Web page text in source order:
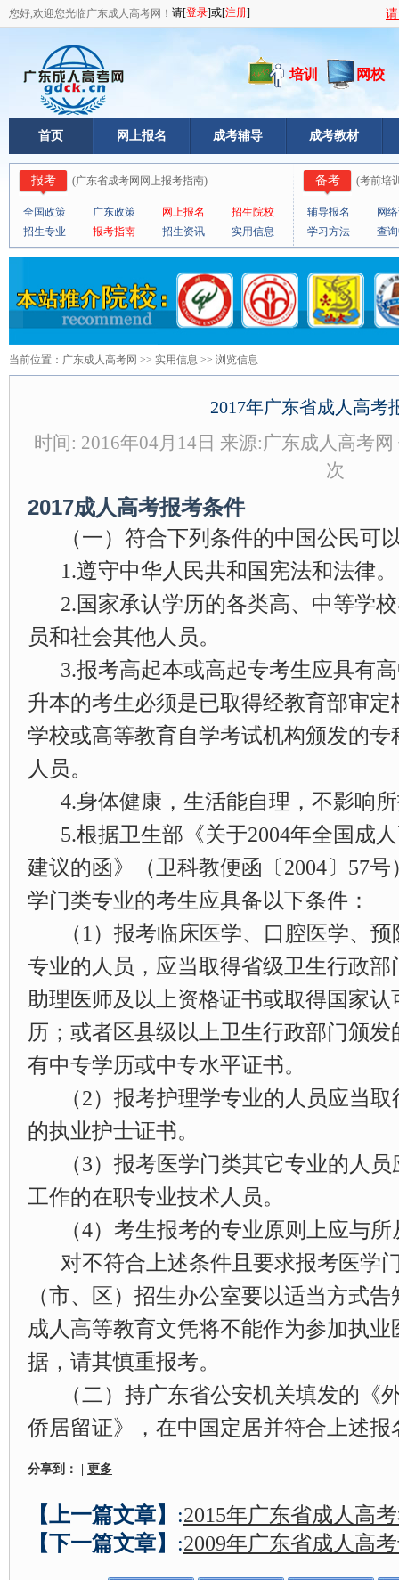
您好,欢迎您光临广东成人高考网！
培训 网校
首页 网上报名 成考辅导 成考教材
报考 (广东省成考网网上报考指南)
全国政策 广东政策 网上报名
招生院校
招生专业
报考指南 招生资讯 实用信息
备考 (考前培
辅导报名
网
学习方法
查
当前位置： 广东成人高考网 >> 实用信息 >> 浏览信息
2017年广东省成人高考
时间: 2016年04月14日 来源:广东成人高考
次
2017成人高考报考条件
（一）符合下列条件的中国公民可
1.遵守中华人民共和国宪法和法律。
2.国家承认学历的各类高、中等学
员和社会其他人员。
3.报考高起本或高起专考生应具有
升本的考生必须是已取得经教育部审
学校或高等教育自学考试机构颁发的
人员。
4.身体健康，生活能自理，不影响
5.根据卫生部《关于2004年全国成
建议的函》（卫科教便函〔2004〕57
学门类专业的考生应具备以下条件：
（1）报考临床医学、口腔医学、
专业的人员，应当取得省级卫生行政
助理医师及以上资格证书或取得国家
历；或者区县级以上卫生行政部门颁
有中专学历或中专水平证书。
（2）报考护理学专业的人员应当
的执业护士证书。
（3）报考医学门类其它专业的人
工作的在职专业技术人员。
（4）考生报考的专业原则上应与
对不符合上述条件且要求报考医学
（市、区）招生办公室要以适当方式
成人高等教育文凭将不能作为参加执
据，请其慎重报考。
（二）持广东省公安机关填发的《
侨居留证》，在中国定居并符合上述
分享到： 更多
【上一篇文章】 :2015年广东省成人高
【下一篇文章】 :2009年广东省成人高